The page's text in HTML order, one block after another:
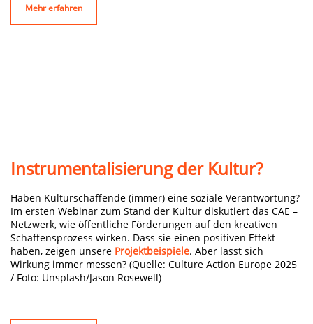
Mehr erfahren
Instrumentalisierung der Kultur?
Haben Kulturschaffende (immer) eine soziale Verantwortung?
Im ersten Webinar zum Stand der Kultur diskutiert das CAE –
Netzwerk, wie öffentliche Förderungen auf den kreativen
Schaffensprozess wirken. Dass sie einen positiven Effekt
haben, zeigen unsere Projektbeispiele. Aber lässt sich
Wirkung immer messen? (Quelle: Culture Action Europe 2025
/ Foto: Unsplash/Jason Rosewell)